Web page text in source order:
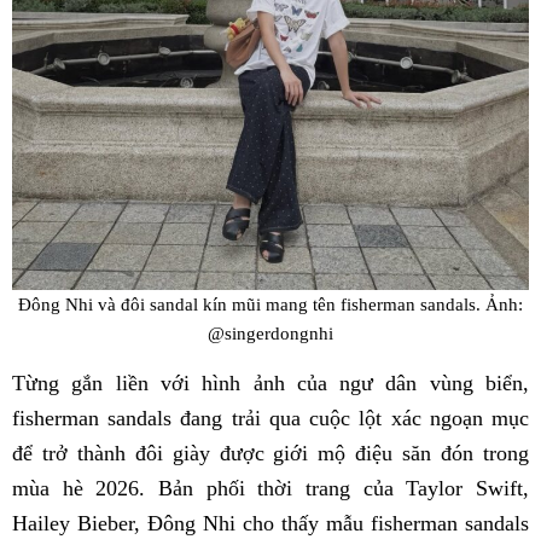
Đông Nhi và đôi sandal kín mũi mang tên fisherman sandals. Ảnh:
@singerdongnhi
Từng gắn liền với hình ảnh của ngư dân vùng biển,
fisherman sandals đang trải qua cuộc lột xác ngoạn mục
để trở thành đôi giày được giới mộ điệu săn đón trong
mùa hè 2026. Bản phối thời trang của Taylor Swift,
Hailey Bieber, Đông Nhi cho thấy mẫu fisherman sandals